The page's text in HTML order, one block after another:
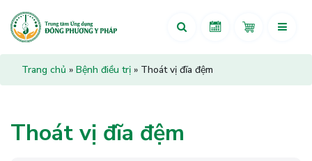
Trang chủ » Bệnh điều trị » Thoát vị đĩa đệm
Thoát vị đĩa đệm